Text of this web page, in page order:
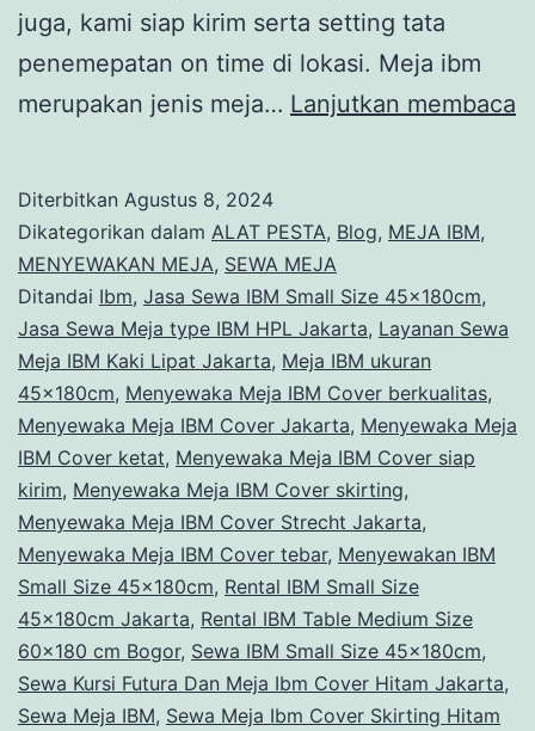
juga, kami siap kirim serta setting tata
penemepatan on time di lokasi. Meja ibm
merupakan jenis meja… Lanjutkan membaca
Diterbitkan Agustus 8, 2024
Dikategorikan dalam ALAT PESTA, Blog, MEJA IBM,
MENYEWAKAN MEJA, SEWA MEJA
Ditandai Ibm, Jasa Sewa IBM Small Size 45x180cm,
Jasa Sewa Meja type IBM HPL Jakarta, Layanan Sewa
Meja IBM Kaki Lipat Jakarta, Meja IBM ukuran
45x180cm, Menyewaka Meja IBM Cover berkualitas,
Menyewaka Meja IBM Cover Jakarta, Menyewaka Meja
IBM Cover ketat, Menyewaka Meja IBM Cover siap
kirim, Menyewaka Meja IBM Cover skirting,
Menyewaka Meja IBM Cover Strecht Jakarta,
Menyewaka Meja IBM Cover tebar, Menyewakan IBM
Small Size 45x180cm, Rental IBM Small Size
45x180cm Jakarta, Rental IBM Table Medium Size
60x180 cm Bogor, Sewa IBM Small Size 45x180cm,
Sewa Kursi Futura Dan Meja Ibm Cover Hitam Jakarta,
Sewa Meja IBM, Sewa Meja Ibm Cover Skirting Hitam